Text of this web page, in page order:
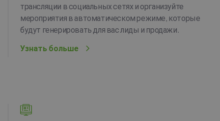
трансляции в социальных сетях и организуйте
мероприятия в автоматическом режиме, которые
будут генерировать для вас лиды и продажи.
Узнать больше